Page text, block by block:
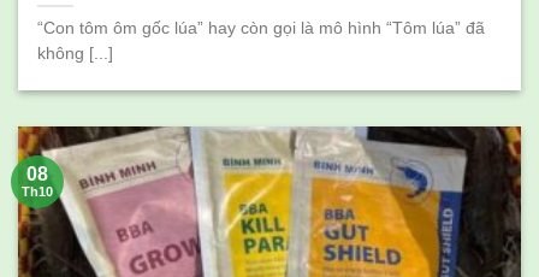
“Con tôm ôm gốc lúa” hay còn gọi là mô hình “Tôm lúa” đã
không [...]
08
Th10